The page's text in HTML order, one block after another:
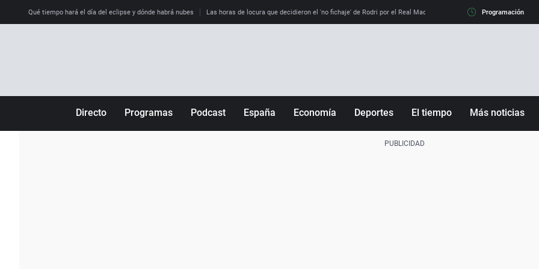
Qué tiempo hará el día del eclipse y dónde habrá nubes Las horas de locura que decidieron el 'no fichaje' de Rodri por el Real Madrid y su 'sí' al Barça La llamada
Programación
Directo Programas Podcast España Economía Deportes El tiempo Más noticias